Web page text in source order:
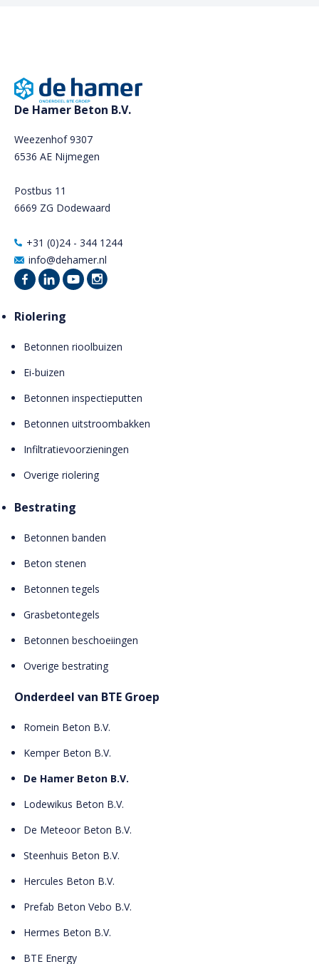
De Hamer Beton B.V.
Weezenhof 9307
6536 AE Nijmegen
Postbus 11
6669 ZG Dodewaard
+31 (0)24 - 344 1244
info@dehamer.nl
Riolering
Betonnen rioolbuizen
Ei-buizen
Betonnen inspectieputten
Betonnen uitstroombakken
Infiltratievoorzieningen
Overige riolering
Bestrating
Betonnen banden
Beton stenen
Betonnen tegels
Grasbetontegels
Betonnen beschoeiingen
Overige bestrating
Onderdeel van BTE Groep
Romein Beton B.V.
Kemper Beton B.V.
De Hamer Beton B.V.
Lodewikus Beton B.V.
De Meteoor Beton B.V.
Steenhuis Beton B.V.
Hercules Beton B.V.
Prefab Beton Vebo B.V.
Hermes Beton B.V.
BTE Energy